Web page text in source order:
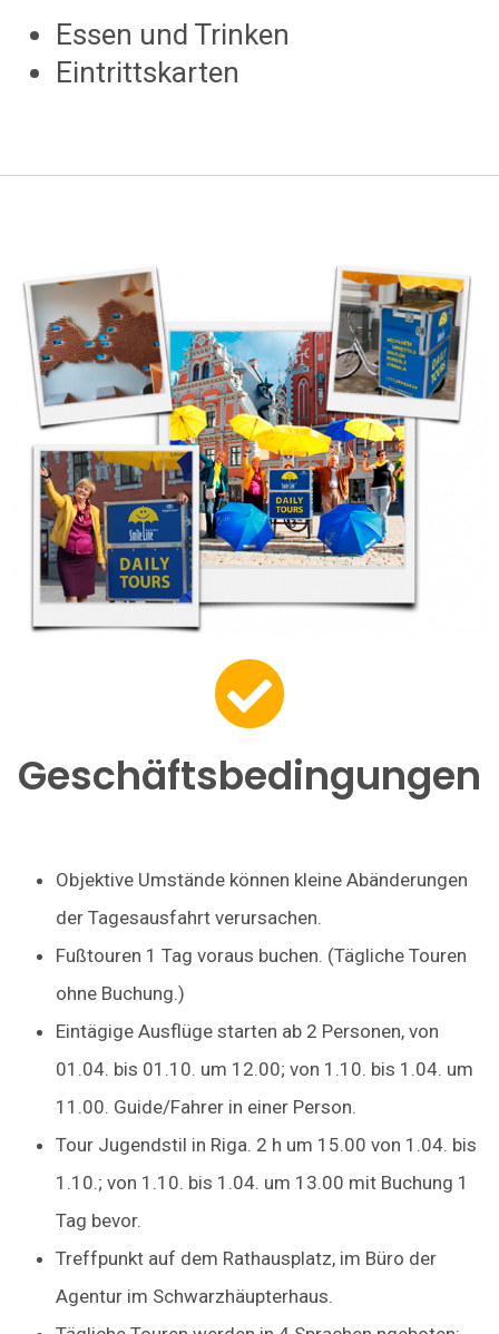
Essen und Trinken
Eintrittskarten
Geschäftsbedingungen
Objektive Umstände können kleine Abänderungen
der Tagesausfahrt verursachen.
Fußtouren 1 Tag voraus buchen. (Tägliche Touren
ohne Buchung.)
Eintägige Ausflüge starten ab 2 Personen, von
01.04. bis 01.10. um 12.00; von 1.10. bis 1.04. um
11.00. Guide/Fahrer in einer Person.
Tour Jugendstil in Riga. 2 h um 15.00 von 1.04. bis
1.10.; von 1.10. bis 1.04. um 13.00 mit Buchung 1
Tag bevor.
Treffpunkt auf dem Rathausplatz, im Büro der
Agentur im Schwarzhäupterhaus.